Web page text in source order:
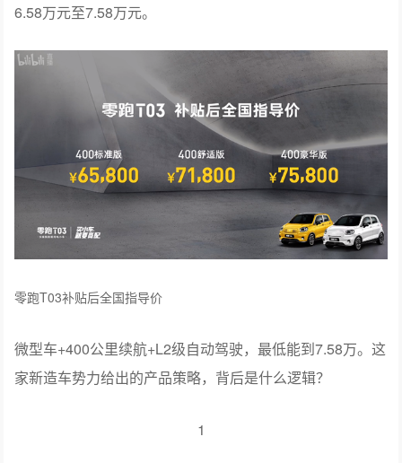
6.58万元至7.58万元。
零跑T03补贴后全国指导价
微型车+400公里续航+L2级自动驾驶，最低能到7.58万。这
家新造车势力给出的产品策略，背后是什么逻辑？
1